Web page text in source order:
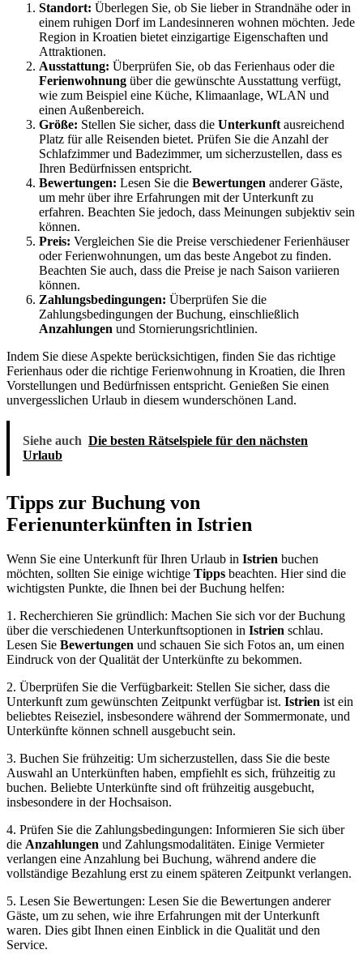
Standort: Überlegen Sie, ob Sie lieber in Strandnähe oder in
einem ruhigen Dorf im Landesinneren wohnen möchten. Jede
Region in Kroatien bietet einzigartige Eigenschaften und
Attraktionen.
Ausstattung: Überprüfen Sie, ob das Ferienhaus oder die
Ferienwohnung über die gewünschte Ausstattung verfügt,
wie zum Beispiel eine Küche, Klimaanlage, WLAN und
einen Außenbereich.
Größe: Stellen Sie sicher, dass die Unterkunft ausreichend
Platz für alle Reisenden bietet. Prüfen Sie die Anzahl der
Schlafzimmer und Badezimmer, um sicherzustellen, dass es
Ihren Bedürfnissen entspricht.
Bewertungen: Lesen Sie die Bewertungen anderer Gäste,
um mehr über ihre Erfahrungen mit der Unterkunft zu
erfahren. Beachten Sie jedoch, dass Meinungen subjektiv sein
können.
Preis: Vergleichen Sie die Preise verschiedener Ferienhäuser
oder Ferienwohnungen, um das beste Angebot zu finden.
Beachten Sie auch, dass die Preise je nach Saison variieren
können.
Zahlungsbedingungen: Überprüfen Sie die
Zahlungsbedingungen der Buchung, einschließlich
Anzahlungen und Stornierungsrichtlinien.
Indem Sie diese Aspekte berücksichtigen, finden Sie das richtige
Ferienhaus oder die richtige Ferienwohnung in Kroatien, die Ihren
Vorstellungen und Bedürfnissen entspricht. Genießen Sie einen
unvergesslichen Urlaub in diesem wunderschönen Land.
Siehe auch Die besten Rätselspiele für den nächsten
Urlaub
Tipps zur Buchung von
Ferienunterkünften in Istrien
Wenn Sie eine Unterkunft für Ihren Urlaub in Istrien buchen
möchten, sollten Sie einige wichtige Tipps beachten. Hier sind die
wichtigsten Punkte, die Ihnen bei der Buchung helfen:
1. Recherchieren Sie gründlich: Machen Sie sich vor der Buchung
über die verschiedenen Unterkunftsoptionen in Istrien schlau.
Lesen Sie Bewertungen und schauen Sie sich Fotos an, um einen
Eindruck von der Qualität der Unterkünfte zu bekommen.
2. Überprüfen Sie die Verfügbarkeit: Stellen Sie sicher, dass die
Unterkunft zum gewünschten Zeitpunkt verfügbar ist. Istrien ist ein
beliebtes Reiseziel, insbesondere während der Sommermonate, und
Unterkünfte können schnell ausgebucht sein.
3. Buchen Sie frühzeitig: Um sicherzustellen, dass Sie die beste
Auswahl an Unterkünften haben, empfiehlt es sich, frühzeitig zu
buchen. Beliebte Unterkünfte sind oft frühzeitig ausgebucht,
insbesondere in der Hochsaison.
4. Prüfen Sie die Zahlungsbedingungen: Informieren Sie sich über
die Anzahlungen und Zahlungsmodalitäten. Einige Vermieter
verlangen eine Anzahlung bei Buchung, während andere die
vollständige Bezahlung erst zu einem späteren Zeitpunkt verlangen.
5. Lesen Sie Bewertungen: Lesen Sie die Bewertungen anderer
Gäste, um zu sehen, wie ihre Erfahrungen mit der Unterkunft
waren. Dies gibt Ihnen einen Einblick in die Qualität und den
Service.